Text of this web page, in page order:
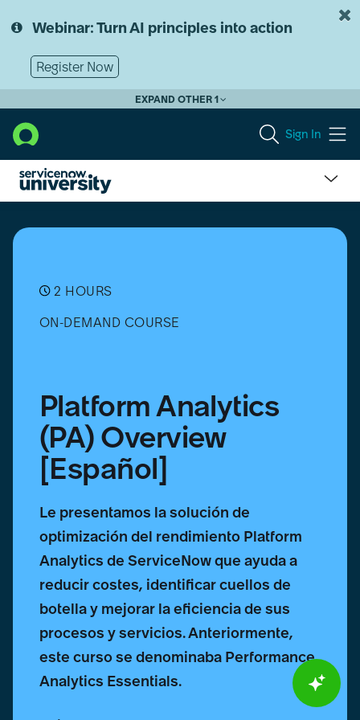
to
content
to
Webinar: Turn AI principles into action
Register Now
EXPAND OTHER 1
Sign In
Analytics
(PA)
2 HOURS
ON-DEMAND COURSE
Platform Analytics
(PA) Overview
[Español]
Le presentamos la solución de
optimización del rendimiento Platform
Analytics de ServiceNow que ayuda a
reducir costes, identificar cuellos de
botella y mejorar la eficiencia de sus
procesos y servicios. Anteriormente,
este curso se denominaba Performance
Analytics Essentials.